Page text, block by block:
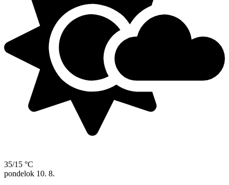
35/15 °C
pondelok 10. 8.